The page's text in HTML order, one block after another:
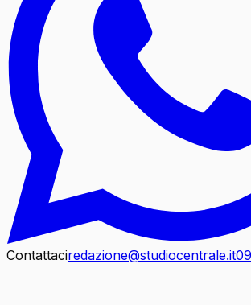
Contattaciredazione@studiocentrale.it